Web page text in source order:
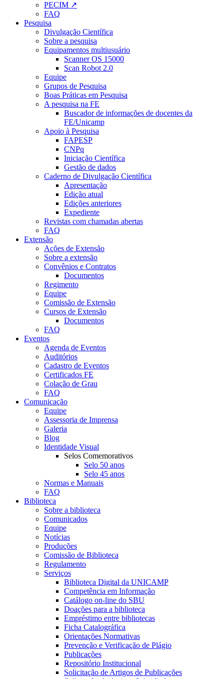
PECIM ↗
FAQ
Pesquisa
Divulgação Científica
Sobre a pesquisa
Equipamentos multiusuário
Scanner OS 15000
Scan Robot 2.0
Equipe
Grupos de Pesquisa
Boas Práticas em Pesquisa
A pesquisa na FE
Buscador de informações de docentes da
FE/Unicamp
Apoio à Pesquisa
FAPESP
CNPq
Iniciação Científica
Gestão de dados
Caderno de Divulgação Científica
Apresentação
Edição atual
Edições anteriores
Expediente
Revistas com chamadas abertas
FAQ
Extensão
Ações de Extensão
Sobre a extensão
Convênios e Contratos
Documentos
Regimento
Equipe
Comissão de Extensão
Cursos de Extensão
Documentos
FAQ
Eventos
Agenda de Eventos
Auditórios
Cadastro de Eventos
Certificados FE
Colação de Grau
FAQ
Comunicação
Equipe
Assessoria de Imprensa
Galeria
Blog
Identidade Visual
Selos Comemorativos
Selo 50 anos
Selo 45 anos
Normas e Manuais
FAQ
Biblioteca
Sobre a biblioteca
Comunicados
Equipe
Notícias
Produções
Comissão de Biblioteca
Regulamento
Serviços
Biblioteca Digital da UNICAMP
Competência em Informação
Catálogo on-line do SBU
Doações para a biblioteca
Empréstimo entre bibliotecas
Ficha Catalográfica
Orientações Normativas
Prevenção e Verificação de Plágio
Publicações
Repositório Institucional
Solicitação de Artigos de Publicações